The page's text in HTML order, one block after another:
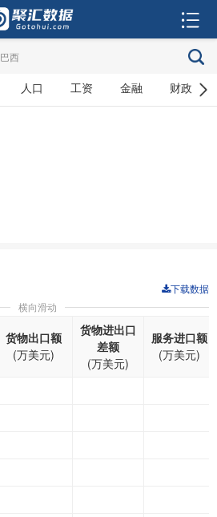
巴西
人口 工资 金融 财政
下载数据
横向滑动
货物出口额
(万美元)
货物进出口
差额
(万美元)
服务进口额
(万美元)